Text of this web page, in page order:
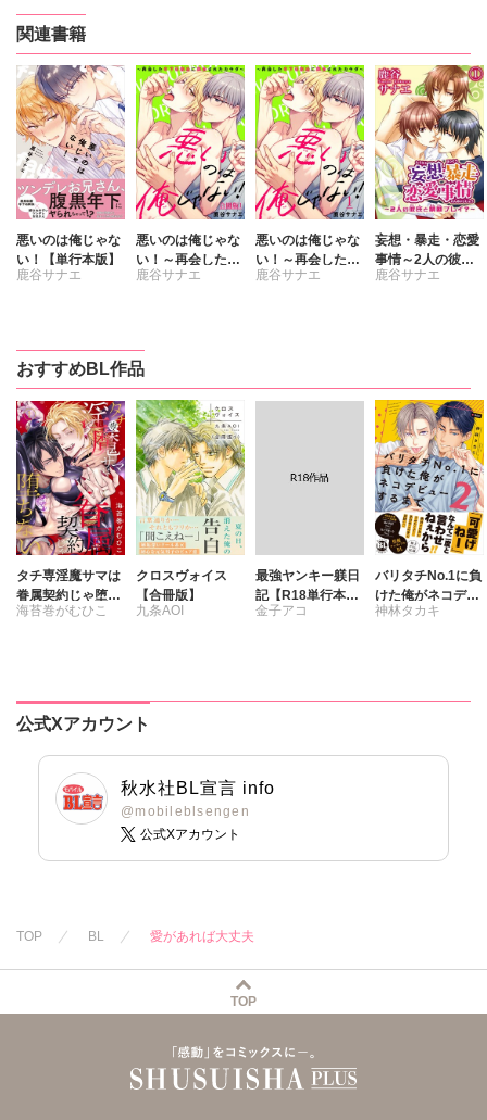
関連書籍
悪いのは俺じゃな
い！【単行本版】
鹿谷サナエ
悪いのは俺じゃな
い！～再会した年
下幼馴染に開発さ
鹿谷サナエ
悪いのは俺じゃな
い！～再会した年
下幼馴染に開発さ
鹿谷サナエ
妄想・暴走・恋愛
事情～2人の彼氏
と禁断プレイ？～
鹿谷サナエ
おすすめBL作品
タチ専淫魔サマは
眷属契約じゃ堕ち
ない
海苔巻がむひこ
クロスヴォイス
【合冊版】
九条AOI
最強ヤンキー躾日
記【R18単行本
版】
金子アコ
バリタチNo.1に負
けた俺がネコデビ
ューするまで【単
神林タカキ
公式Xアカウント
秋水社BL宣言 info
@mobileblsengen
公式Xアカウント
TOP BL 愛があれば大丈夫
TOP